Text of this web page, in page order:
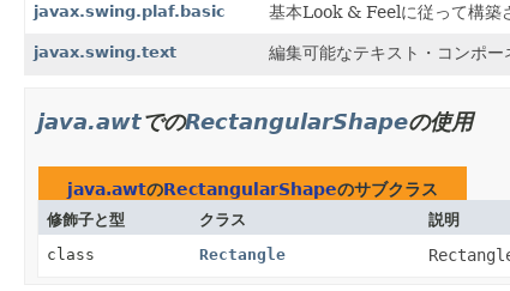
javax.swing.plaf.basic 基本Look & Feelに従って構築
javax.swing.text 編集可能なテキスト・コンポ
java.awtでのRectangularShapeの使用
java.awtのRectangularShapeのサブクラス
修飾子と型 クラス
説明
class
Rectangle